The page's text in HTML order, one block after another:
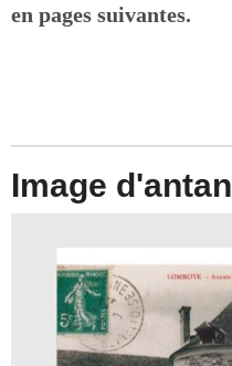
en pages suivantes.
Image d'antan